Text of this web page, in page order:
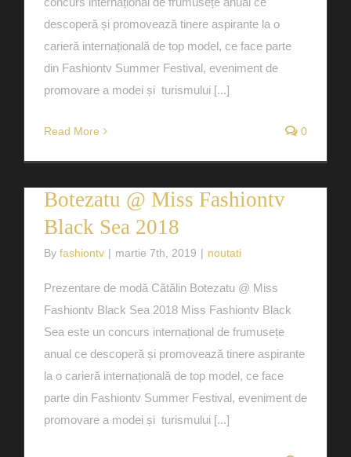
descoperă și promovează tinere aspirante la o
carieră internațională de top model, ce face parte
din Fashiontv Summer Festival, eveniment de
promovare a modei și turismului [...]
Read More 0
Botezatu @ Miss Fashiontv
Black Sea 2018
By fashiontv | martie 7th, 2019 | noutati
Prezentare de modă Cătălin Botezatu @ Miss
Fashiontv Black Sea 2018 Miss Fashiontv Black
Sea este un concurs internațional de frumusețe
anual ce descoperă și promovează tinere aspirante
la o carieră internațională de top model, ce face
parte din Fashiontv Summer Festival, eveniment de
promovare a modei și turismului [...]